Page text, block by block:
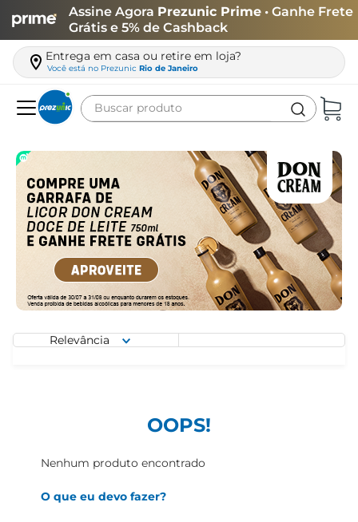
Assine Agora Prezunic Prime • Ganhe Frete
Grátis e 5% de Cashback
Entrega em casa ou retire em loja?
Você está no Prezunic Rio de Janeiro
Buscar produto
Relevância
OOPS!
Nenhum produto encontrado
O que eu devo fazer?
leite
café
queijo
biscoito
azeite
arroz